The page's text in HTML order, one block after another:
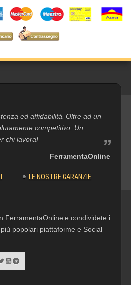
ed affidabilità. Oltre ad un
competitivo. Un
chi lavora!
FerramentaOnline
LE NOSTRE GARANZIE
FerramentaOnline e condividete i
popolari piattaforme e Social